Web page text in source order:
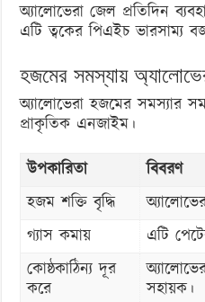
অ্যালোভেরা জেল প্রতিদিন
এটি ত্বকের পিএইচ ভারসাম্য
হজমের সমস্যায়
অ্যালোভেরা হজমের সমস্যার
প্রাকৃতিক এনজাইম।
উপকারিতা
বিবরণ
হজম শক্তি বৃদ্ধি
গ্যাস কমায়
এটি
কোষ্ঠকাঠিন্য দূর
করে
সহায়ক।